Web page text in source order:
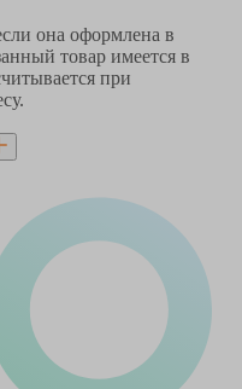
она оформлена в
товар имеется в
при